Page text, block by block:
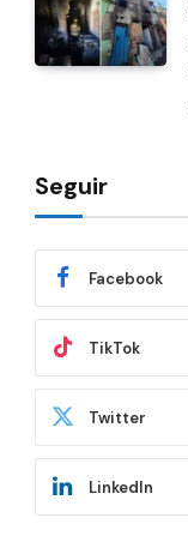
Seguir
Facebook
TikTok
Twitter
LinkedIn